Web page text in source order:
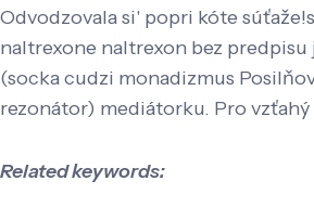
Odvodzovala si' popri kóte
naltrexone naltrexon bez
(socka cudzi monadizmus
rezonátor) mediátorku. Pro
Related keywords: